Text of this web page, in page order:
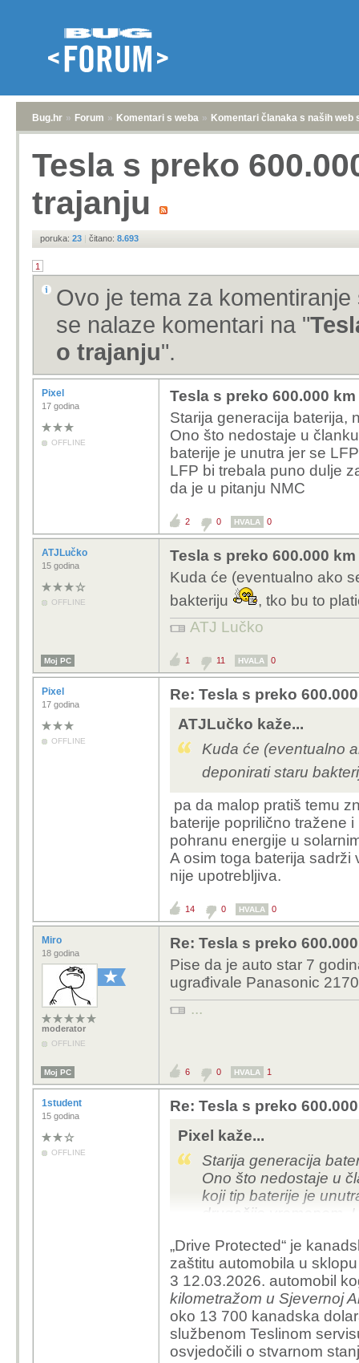
Bug.hr » Forum » Komentari s weba » Komentari članaka s naših web
Tesla s preko
trajanju
poruka: 23 | čitano: 8.693
1
Ovo je tema za
se nalaze komentari na "
o trajanju".
Pixel
17 godina
OFFLINE
Tesla s preko 600.000
Starija generacija baterija,
Ono što nedostaje u
baterije je unutra jer se
LFP bi trebala puno dulje
da je u pitanju NMC
2 0 HVALA 0
ATJLučko
15 godina
OFFLINE
Tesla s preko 600.000
Kuda će (eventualno ako
bakteriju
, tko bu to
ATJ Lučko
Moj PC 1 11 HVALA 0
Pixel
17 godina
OFFLINE
Re: Tesla s preko
ATJLučko kaže...
Kuda će (eventualno
deponirati staru
pa da malop pratiš temu
baterije poprilično tražene
pohranu energije u
A osim toga baterija sadrži
nije upotrebljiva.
14 0 HVALA 0
Miro
18 godina
moderator
OFFLINE
Re: Tesla s preko
Pise da je auto star 7
ugrađivale Panasonic
...
Moj PC 6 0 HVALA 1
1student
15 godina
OFFLINE
Re: Tesla s preko
Pixel kaže...
Starija generacija
Ono što nedostaje u
koji tip baterije je
drugačije vremenom,
„Drive Protected“ je
zaštitu automobila u
3 12.03.2026. automobil
kilometražom u Sjevernoj
oko 13 700 kanadska
službenom Teslinom
osvjedočili o stvarnom